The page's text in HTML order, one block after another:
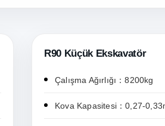
R90 Küçük Ekskavatör
Çalışma Ağırlığı：8200kg
Kova Kapasitesi：0,27-